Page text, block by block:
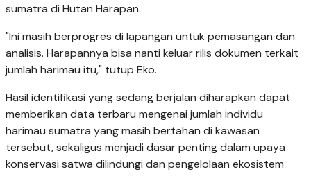
sumatra di Hutan Harapan.
"Ini masih berprogres di lapangan untuk pemasangan dan
analisis. Harapannya bisa nanti keluar rilis dokumen terkait
jumlah harimau itu," tutup Eko.
Hasil identifikasi yang sedang berjalan diharapkan dapat
memberikan data terbaru mengenai jumlah individu
harimau sumatra yang masih bertahan di kawasan
tersebut, sekaligus menjadi dasar penting dalam upaya
konservasi satwa dilindungi dan pengelolaan ekosistem